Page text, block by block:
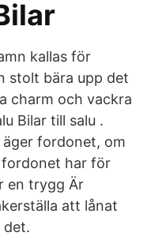
kallas för
stolt bära upp det
charm och vackra
Bilar till salu .
fordonet, om
har för
en trygg Är
att lånat
det.